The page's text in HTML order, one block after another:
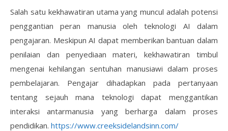
Salah satu kekhawatiran utama yang muncul adalah potensi
penggantian peran manusia oleh teknologi AI dalam
pengajaran. Meskipun AI dapat memberikan bantuan dalam
penilaian dan penyediaan materi, kekhawatiran timbul
mengenai kehilangan sentuhan manusiawi dalam proses
pembelajaran. Pengajar dihadapkan pada pertanyaan
tentang sejauh mana teknologi dapat menggantikan
interaksi antarmanusia yang berharga dalam proses
pendidikan. https://www.creeksidelandsinn.com/